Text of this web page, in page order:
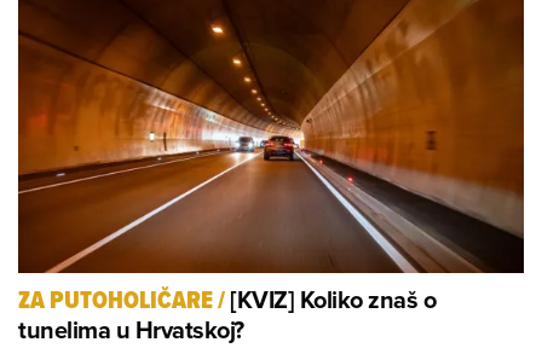
ZA PUTOHOLIČARE/[KVIZ] Koliko znaš o
tunelima u Hrvatskoj?